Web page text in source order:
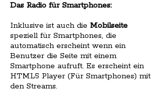
Das Radio für Smartphones:
Inklusive ist auch die Mobilseite
speziell für Smartphones, die
automatisch erscheint wenn ein
Benutzer die Seite mit einem
Smartphone aufruft. Es erscheint ein
HTML5 Player (Für Smartphones) mit
den Streams.